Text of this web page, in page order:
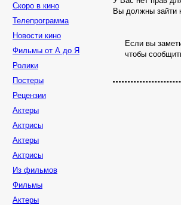
Скоро в кино
Телепрограмма
Новости кино
Фильмы от А до Я
Ролики
Постеры
Рецензии
Актеры
Актрисы
Актеры
Актрисы
Из фильмов
Фильмы
Актеры
Вы должны зайти
Если вы
чтобы